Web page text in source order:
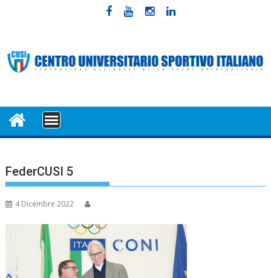
MENU
FederCUSI 5
4 Dicembre 2022